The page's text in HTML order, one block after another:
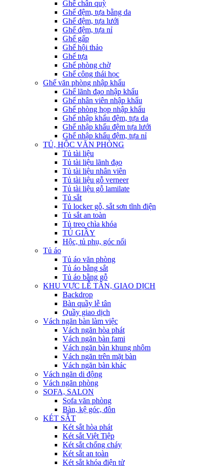
Ghế chân quỳ
Ghế đệm, tựa bằng da
Ghế đệm, tựa lưới
Ghế đệm, tựa nỉ
Ghế gấp
Ghế hội thảo
Ghế tựa
Ghế phòng chờ
Ghế công thái học
Ghế văn phòng nhập khẩu
Ghế lãnh đạo nhập khẩu
Ghế nhân viên nhập khẩu
Ghế phòng họp nhập khẩu
Ghế nhập khẩu đệm, tựa da
Ghế nhập khẩu đệm tựa lưới
Ghế nhập khẩu đệm, tựa nỉ
TỦ, HỘC VĂN PHÒNG
Tủ tài liệu
Tủ tài liệu lãnh đạo
Tủ tài liệu nhân viên
Tủ tài liệu gỗ verneer
Tủ tài liệu gỗ lamilate
Tủ sắt
Tủ locker gỗ, sắt sơn tĩnh điện
Tủ sắt an toàn
Tủ treo chìa khóa
TỦ GIẦY
Hộc, tủ phụ, góc nối
Tủ áo
Tủ áo văn phòng
Tủ áo bằng sắt
Tủ áo bằng gỗ
KHU VỰC LỄ TÂN, GIAO DỊCH
Backdrop
Bàn quầy lễ tân
Quầy giao dịch
Vách ngăn bàn làm việc
Vách ngăn hòa phát
Vách ngăn bàn fami
Vách ngăn bàn khung nhôm
Vách ngăn trên mặt bàn
Vách ngăn bàn khác
Vách ngăn di động
Vách ngăn phòng
SOFA, SALON
Sofa văn phòng
Bàn, kệ góc, đôn
KÉT SẮT
Két sắt hòa phát
Két sắt Việt Tiệp
Két sắt chống cháy
Két sắt an toàn
Két sắt khóa điện tử